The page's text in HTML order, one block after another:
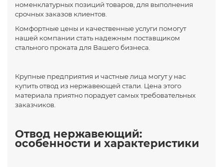
номенклатурных позиций товаров, для выполнения
срочных заказов клиентов.
Комфортные цены и качественные услуги помогут
нашей компании стать надежным поставщиком
стального проката для Вашего бизнеса.
Крупные предприятия и частные лица могут у нас
купить отвод из нержавеющей стали. Цена этого
материала приятно порадует самых требовательных
заказчиков.
Отвод нержавеющий:
особенности и характеристики